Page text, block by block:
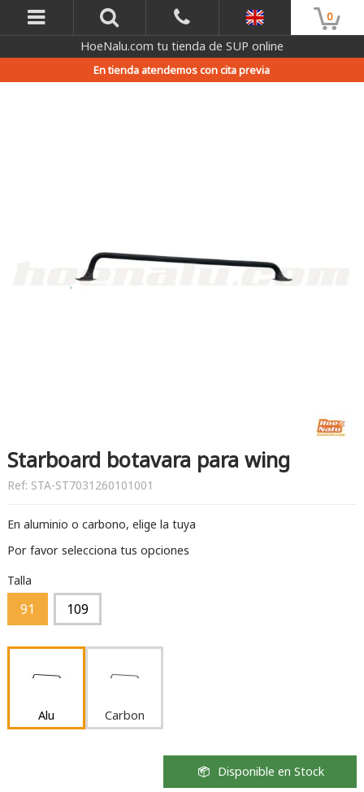
0
HoeNalu.com tu tienda de SUP online
En tienda atendemos con cita previa
Starboard botavara para wing
Ref: STA-ST7031260101001
En aluminio o carbono, elige la tuya
Por favor selecciona tus opciones
Talla
91 109
Alu Carbon
Disponible en Stock